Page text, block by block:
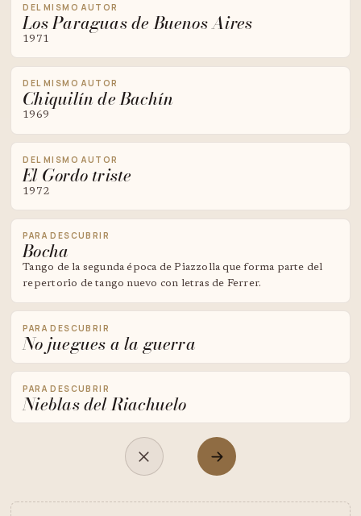
DEL MISMO AUTOR
Los Paraguas de Buenos Aires
1971
DEL MISMO AUTOR
Chiquilín de Bachín
1969
DEL MISMO AUTOR
El Gordo triste
1972
PARA DESCUBRIR
Bocha
Tango de la segunda época de Piazzolla que forma parte del
repertorio de tango nuevo con letras de Ferrer.
PARA DESCUBRIR
No juegues a la guerra
PARA DESCUBRIR
Nieblas del Riachuelo